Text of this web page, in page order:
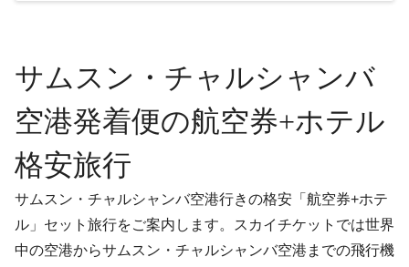
サムスン・チャルシャンバ
空港発着便の航空券+ホテル
格安旅行
サムスン・チャルシャンバ空港行きの格安「航空券+ホテ
ル」セット旅行をご案内します。スカイチケットでは世界
中の空港からサムスン・チャルシャンバ空港までの飛行機